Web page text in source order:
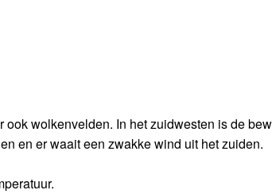
ook wolkenvelden. In het zuidwesten is de
en er waait een zwakke wind uit het zuiden.